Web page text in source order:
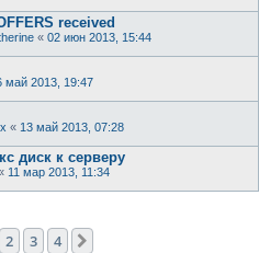
received
« 02 июн 2013, 15:44
май 2013, 19:47
« 13 май 2013, 07:28
диск к серверу
11 мар 2013, 11:34
2 3 4